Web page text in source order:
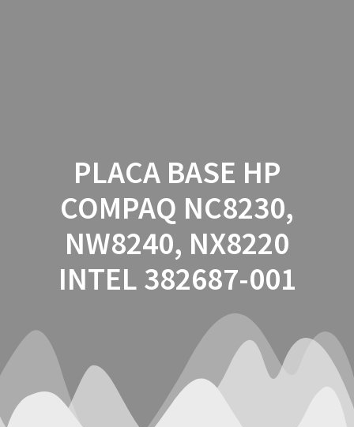
PLACA BASE HP
COMPAQ NC8230,
NW8240, NX8220
INTEL 382687-001